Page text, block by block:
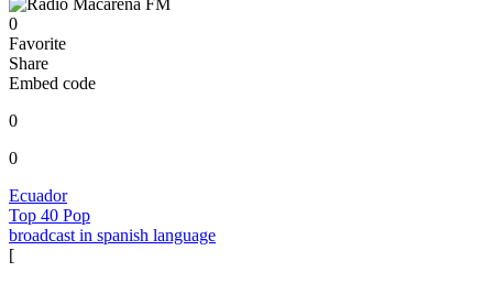
0
Favorite
Share
Embed code
0
0
Ecuador
Top 40 Pop
broadcast in spanish language
[